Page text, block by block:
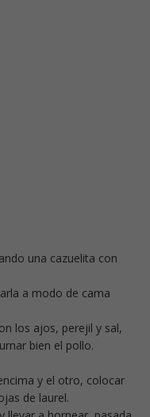
una cazuelita con
a modo de cama
los ajos, perejil y sal,
bien el pollo.
y el otro, colocar
de laurel.